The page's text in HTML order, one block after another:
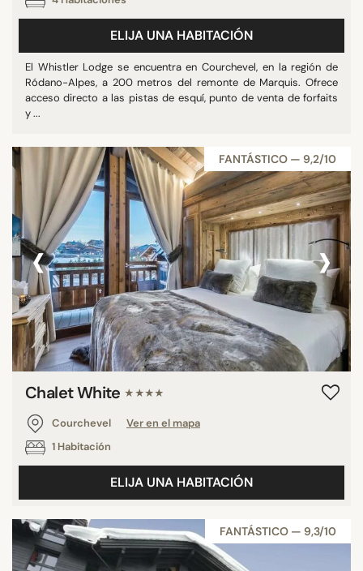
ELIJA UNA HABITACIÓN
El Whistler Lodge se encuentra en Courchevel, en la región de
Ródano-Alpes, a 200 metros del remonte de Marquis. Ofrece
acceso directo a las pistas de esquí, punto de venta de forfaits
y ...
FANTÁSTICO — 9,2/10
‹ ›
Chalet White ★★★★
Courchevel
Ver en el mapa
1 Habitación
ELIJA UNA HABITACIÓN
FANTÁSTICO — 9,3/10